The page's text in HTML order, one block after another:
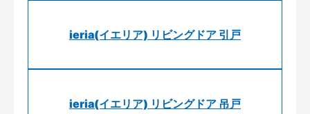
ieria(イエリア) リビングドア 引戸
ieria(イエリア) リビングドア 吊戸